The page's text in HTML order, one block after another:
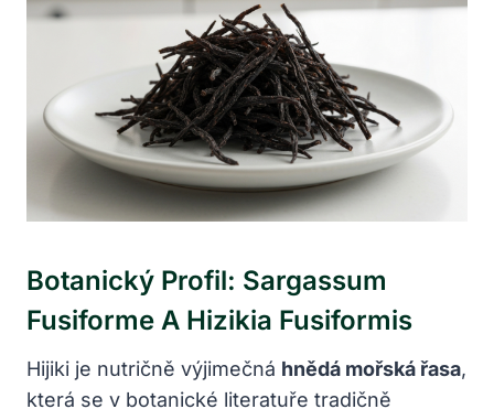
Botanický Profil: Sargassum
Fusiforme A Hizikia Fusiformis
Hijiki je nutričně výjimečná hnědá mořská řasa,
která se v botanické literatuře tradičně